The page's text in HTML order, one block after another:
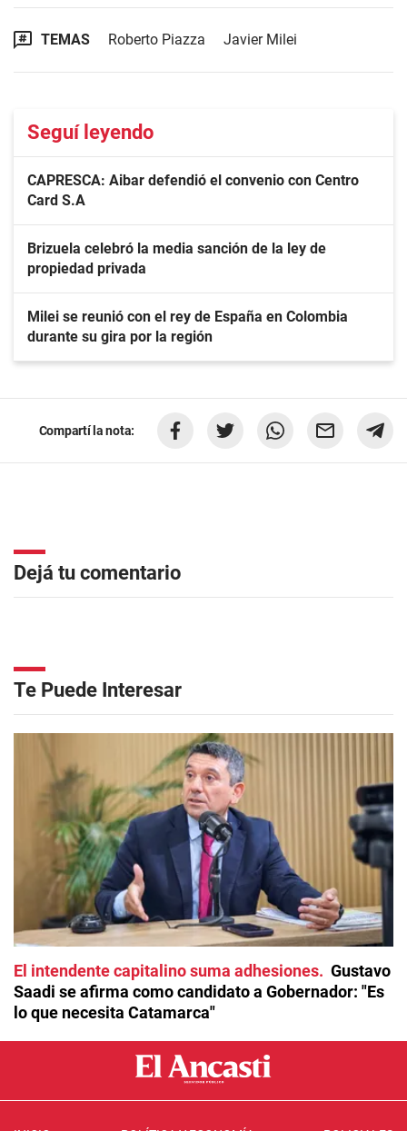
TEMAS Roberto Piazza Javier Milei
Seguí leyendo
CAPRESCA: Aibar defendió el convenio con Centro
Card S.A
Brizuela celebró la media sanción de la ley de
propiedad privada
Milei se reunió con el rey de España en Colombia
durante su gira por la región
Compartí la nota:
Dejá tu comentario
Te Puede Interesar
El intendente capitalino suma adhesiones
Gustavo
Saadi se afirma como candidato a Gobernador: "Es
lo que necesita Catamarca"